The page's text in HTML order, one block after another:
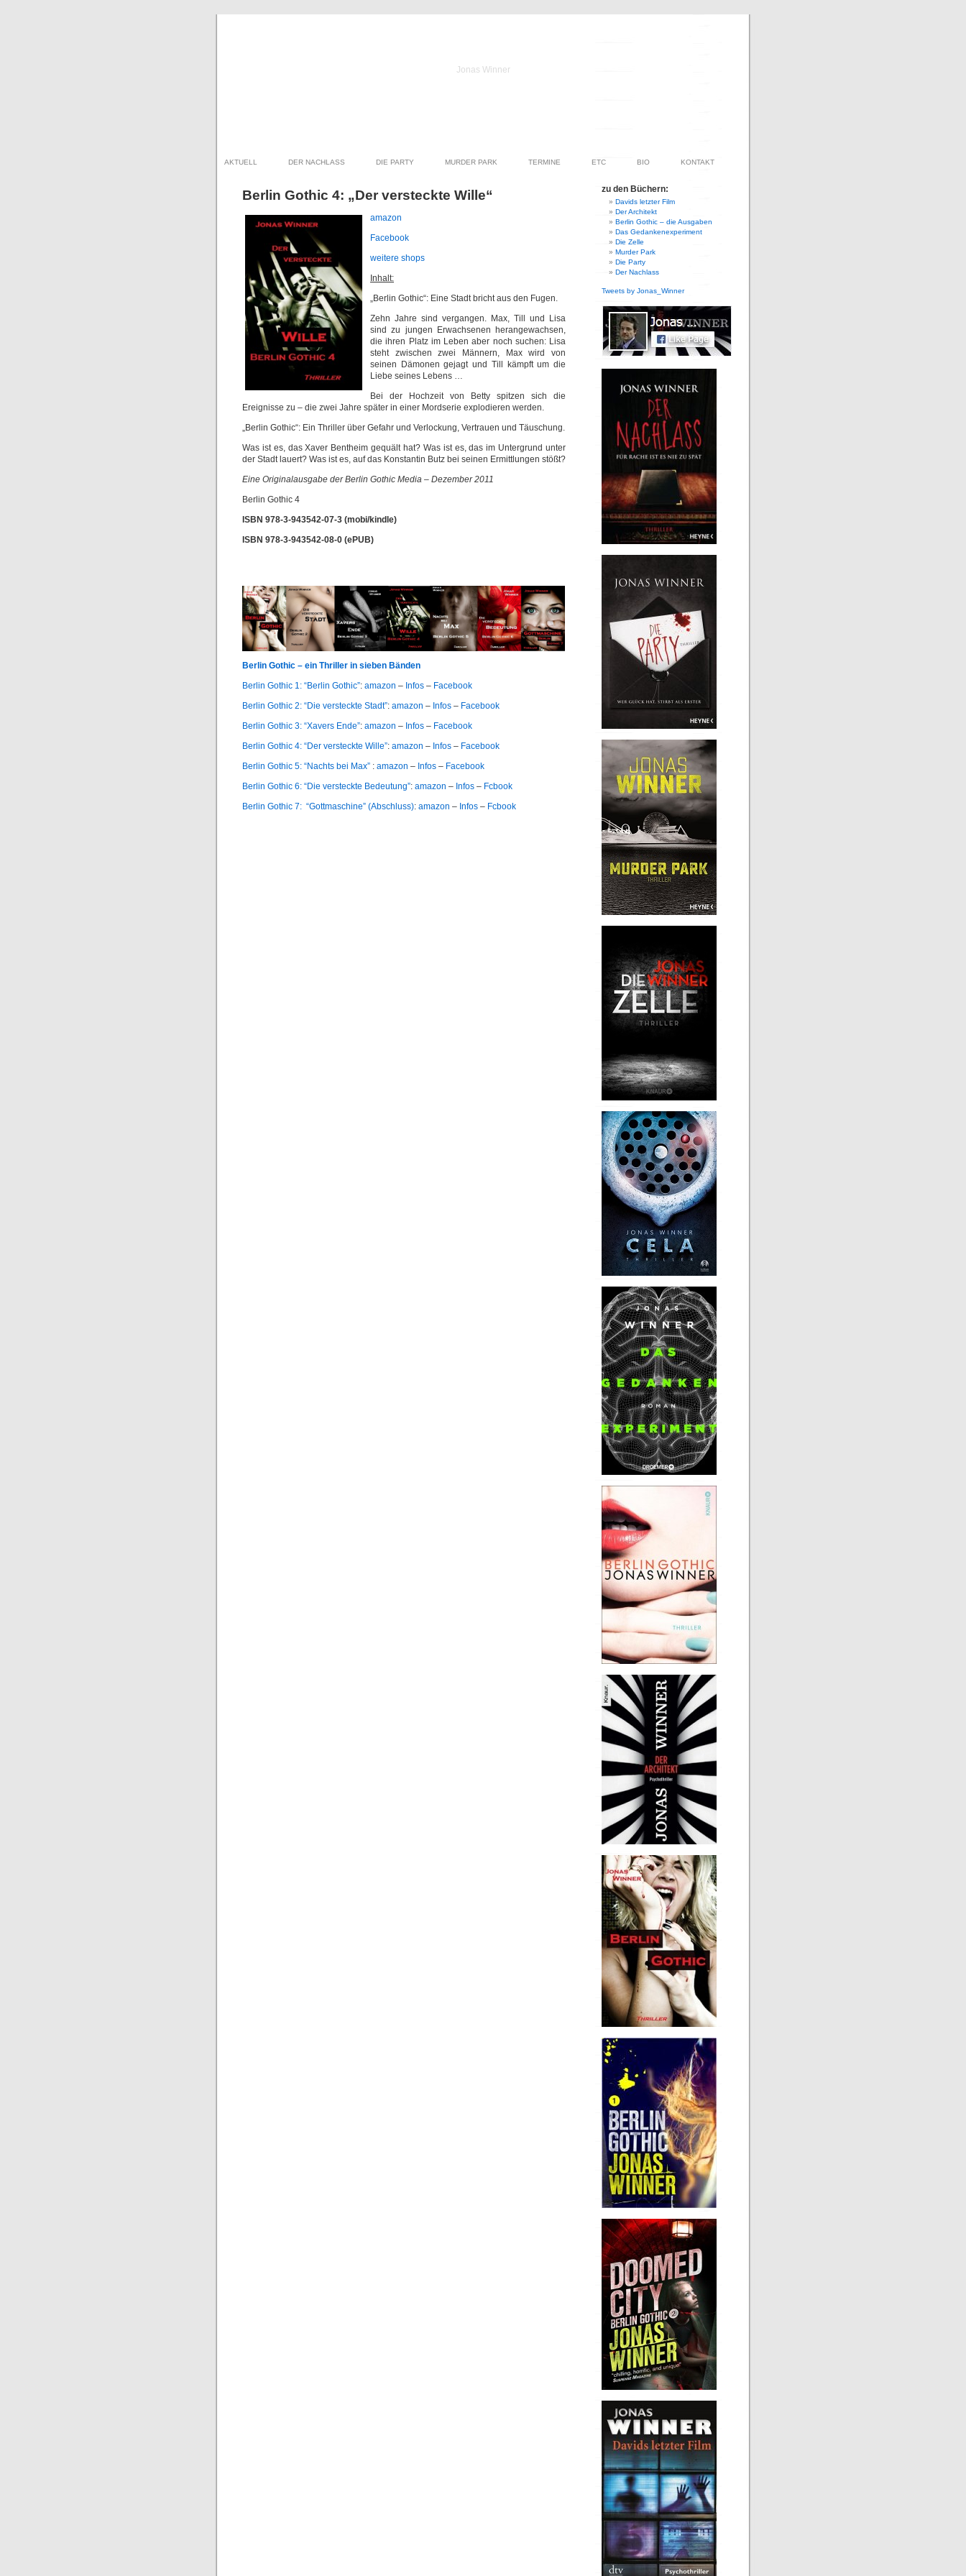
Jonas Winner
AKTUELL DER NACHLASS DIE PARTY MURDER PARK TERMINE ETC BIO KONTAKT
Berlin Gothic 4: „Der versteckte Wille“
amazon
Facebook
weitere shops
Inhalt:
„Berlin Gothic“: Eine Stadt bricht aus den Fugen.
Zehn Jahre sind vergangen. Max, Till und Lisa
sind zu jungen Erwachsenen herangewachsen,
die ihren Platz im Leben aber noch suchen: Lisa
steht zwischen zwei Männern, Max wird von
seinen Dämonen gejagt und Till kämpft um die
Liebe seines Lebens …
Bei der Hochzeit von Betty spitzen sich die
Ereignisse zu – die zwei Jahre später in einer Mordserie explodieren werden.
„Berlin Gothic“: Ein Thriller über Gefahr und Verlockung, Vertrauen und Täuschung.
Was ist es, das Xaver Bentheim gequält hat? Was ist es, das im Untergrund unter
der Stadt lauert? Was ist es, auf das Konstantin Butz bei seinen Ermittlungen stößt?
Eine Originalausgabe der Berlin Gothic Media – Dezember 2011
Berlin Gothic 4
ISBN 978-3-943542-07-3 (mobi/kindle)
ISBN 978-3-943542-08-0 (ePUB)
Berlin Gothic – ein Thriller in sieben Bänden
Berlin Gothic 1: “Berlin Gothic”: amazon – Infos – Facebook
Berlin Gothic 2: “Die versteckte Stadt”: amazon – Infos – Facebook
Berlin Gothic 3: “Xavers Ende”: amazon – Infos – Facebook
Berlin Gothic 4: “Der versteckte Wille”: amazon – Infos – Facebook
Berlin Gothic 5: “Nachts bei Max” : amazon – Infos – Facebook
Berlin Gothic 6: “Die versteckte Bedeutung”: amazon – Infos – Fcbook
Berlin Gothic 7: “Gottmaschine” (Abschluss): amazon – Infos – Fcbook
zu den Büchern:
Davids letzter Film
Der Architekt
Berlin Gothic – die Ausgaben
Das Gedankenexperiment
Die Zelle
Murder Park
Die Party
Der Nachlass
Tweets by Jonas_Winner